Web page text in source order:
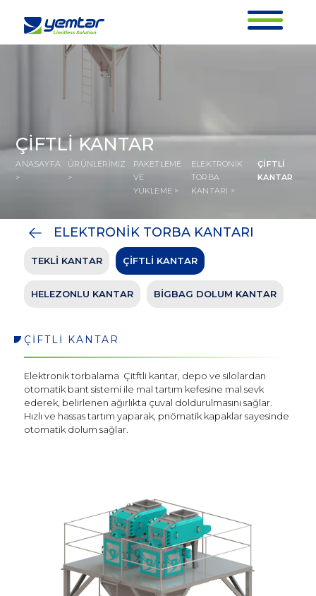
ÇİFTLİ KANTAR
ANASAYFA
>
ÜRÜNLERİMİZ
>
PAKETLEME
VE
YÜKLEME >
ELEKTRONİK
TORBA
KANTARI >
ÇİFTLİ
KANTAR
ÇİFTLİ KANTAR
>
>
YÜKLEME >
TORBA KANTARI > KANTAR
ELEKTRONİK TORBA KANTARI
TEKLİ KANTAR ÇİFTLİ KANTAR
HELEZONLU KANTAR BİGBAG DOLUM KANTAR
ÇİFTLİ KANTAR
Elektronik torbalama Çitftli kantar, depo ve silolardan
otomatik bant sistemi ile mal tartım kefesine mal sevk
ederek, belirlenen ağırlıkta çuval doldurulmasını sağlar.
Hızlı ve hassas tartım yaparak, pnömatik kapaklar sayesinde
otomatik dolum sağlar.